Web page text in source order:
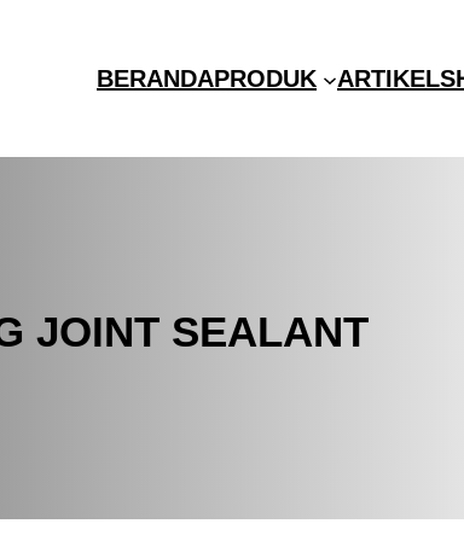
BERANDAPRODUK ARTIKEL
JOINT SEALANT